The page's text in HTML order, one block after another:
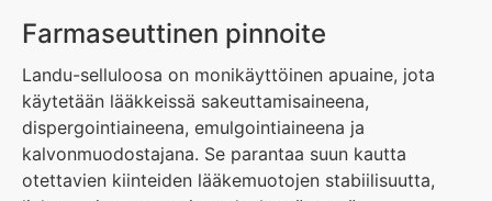
Farmaseuttinen pinnoite
Landu-selluloosa on monikäyttöinen apuaine, jota
käytetään lääkkeissä sakeuttamisaineena,
dispergointiaineena, emulgointiaineena ja
kalvonmuodostajana. Se parantaa suun kautta
otettavien kiinteiden lääkemuotojen stabiilisuutta,